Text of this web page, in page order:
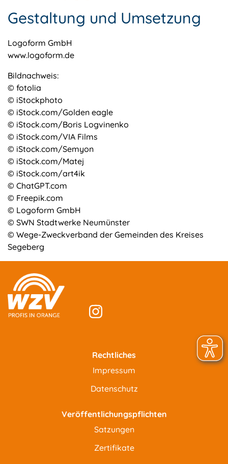
Gestaltung und Umsetzung
Logoform GmbH
www.logoform.de
Bildnachweis:
© fotolia
© iStockphoto
© iStock.com/Golden eagle
© iStock.com/Boris Logvinenko
© iStock.com/VIA Films
© iStock.com/Semyon
© iStock.com/Matej
© iStock.com/art4ik
© ChatGPT.com
© Freepik.com
© Logoform GmbH
© SWN Stadtwerke Neumünster
© Wege-Zweckverband der Gemeinden des Kreises
Segeberg
Rechtliches
Impressum
Datenschutz
Veröffentlichungspflichten
Satzungen
Zertifikate